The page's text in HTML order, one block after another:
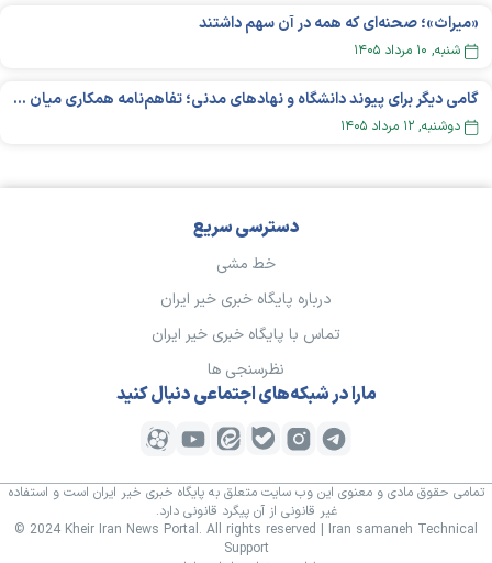
«میراث»؛ صحنه‌ای که همه در آن سهم داشتند
شنبه, ۱۰ مرداد ۱۴۰۵
گامی دیگر برای پیوند دانشگاه و نهادهای مدنی؛ تفاهم‌نامه همکاری میان «شبکه ملی» و «دانشگاه هنر ایران» منعقد شد
دوشنبه, ۱۲ مرداد ۱۴۰۵
دسترسی سریع
خط مشی
درباره پایگاه خبری خیر ایران
تماس با پایگاه خبری خیر ایران
نظرسنجی ها
مارا در شبکه‌های اجتماعی دنبال کنید
تمامی حقوق مادی و معنوی این وب سایت متعلق به پایگاه خبری خیر ایران است و استفاده
غیر قانونی از آن پیگرد قانونی دارد.
© 2024 Kheir Iran News Portal. All rights reserved | Iran samaneh Technical
Support